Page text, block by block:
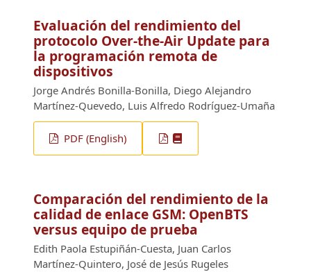
Evaluación del rendimiento del
protocolo Over-the-Air Update para
la programación remota de
dispositivos
Jorge Andrés Bonilla-Bonilla, Diego Alejandro
Martínez-Quevedo, Luis Alfredo Rodríguez-Umaña
PDF (English)
Comparación del rendimiento de la
calidad de enlace GSM: OpenBTS
versus equipo de prueba
Edith Paola Estupiñán-Cuesta, Juan Carlos
Martínez-Quintero, José de Jesús Rugeles